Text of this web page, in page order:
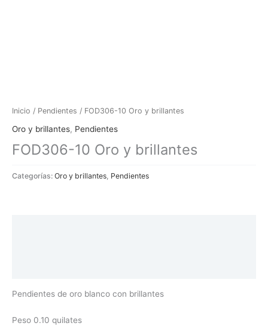
Inicio / Pendientes / FOD306-10 Oro y brillantes
Oro y brillantes, Pendientes
FOD306-10 Oro y brillantes
Categorías: Oro y brillantes Pendientes
Pendientes de oro blanco con brillantes
Peso 0.10 quilates